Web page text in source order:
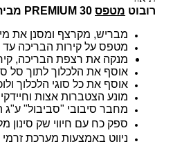
PREMIUM
Dolphin
רובוט מטפס
מבריש, מקרצף ומסנן את
מטפס על קירות הבריכה עד
מנקה את רצפת הבריכה,
אוסף את הלכלוך לתוך סל
אוסף את כל סוגי הלכלוך
מונע הצטברות אצות
מחבר סיבובי "סביבול"
ספק כח עם חיווי שק סינון